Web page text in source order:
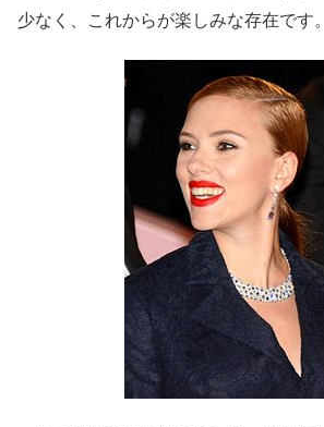
少なく、これからが楽しみな存在です。